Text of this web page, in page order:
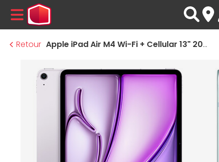
MENU
Retour
Apple iPad Air M4 Wi-Fi + Cellular 13" 2026 - 1 To - Mauve